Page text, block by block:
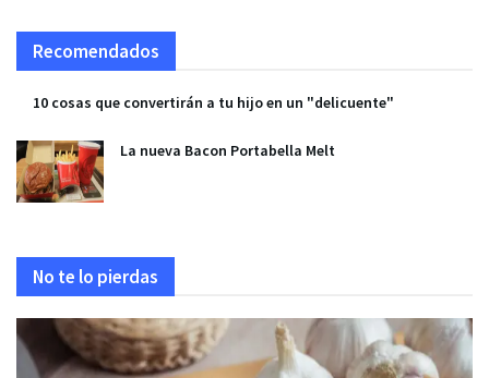
Recomendados
10 cosas que convertirán a tu hijo en un "delicuente"
La nueva Bacon Portabella Melt
No te lo pierdas